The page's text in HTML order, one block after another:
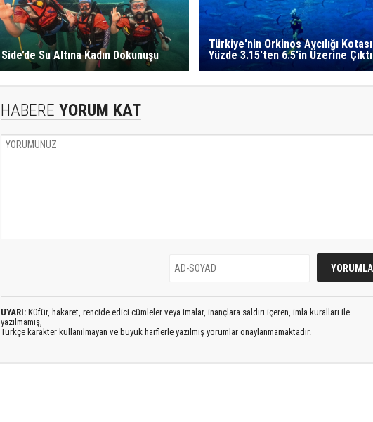
Side’de Su Altına Kadın Dokunuşu
Türkiye'nin Orkinos Avcılığı Kotası
Yüzde 3.15'ten 6.5'in Üzerine Çıktı
HABERE YORUM KAT
UYARI: Küfür, hakaret, rencide edici cümleler veya imalar, inançlara saldırı içeren, imla kuralları ile
yazılmamış,
Türkçe karakter kullanılmayan ve büyük harflerle yazılmış yorumlar onaylanmamaktadır.